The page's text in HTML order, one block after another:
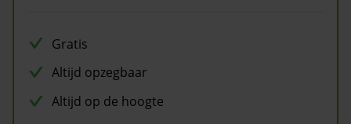
Gratis
Altijd opzegbaar
Altijd op de hoogte